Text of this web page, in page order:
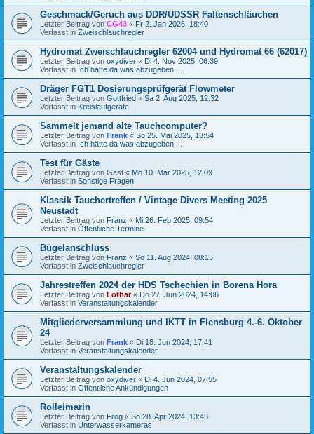
Geschmack/Geruch aus DDR/UDSSR Faltenschläuchen
Letzter Beitrag von CG43 « Fr 2. Jan 2026, 18:40
Verfasst in Zweischlauchregler
Hydromat Zweischlauchregler 62004 und Hydromat 66 (62017)
Letzter Beitrag von oxydiver « Di 4. Nov 2025, 06:39
Verfasst in Ich hätte da was abzugeben....
Dräger FGT1 Dosierungsprüfgerät Flowmeter
Letzter Beitrag von Gottfried « Sa 2. Aug 2025, 12:32
Verfasst in Kreislaufgeräte
Sammelt jemand alte Tauchcomputer?
Letzter Beitrag von Frank « So 25. Mai 2025, 13:54
Verfasst in Ich hätte da was abzugeben....
Test für Gäste
Letzter Beitrag von Gast « Mo 10. Mär 2025, 12:09
Verfasst in Sonstige Fragen
Klassik Tauchertreffen / Vintage Divers Meeting 2025
Neustadt
Letzter Beitrag von Franz « Mi 26. Feb 2025, 09:54
Verfasst in Öffentliche Termine
Bügelanschluss
Letzter Beitrag von Franz « So 11. Aug 2024, 08:15
Verfasst in Zweischlauchregler
Jahrestreffen 2024 der HDS Tschechien in Borena Hora
Letzter Beitrag von Lothar« Do 27. Jun 2024, 14:06
Verfasst in Veranstaltungskalender
Mitgliederversammlung und IKTT in Flensburg 4.-6. Oktober
24
Letzter Beitrag von Frank « Di 18. Jun 2024, 17:41
Verfasst in Veranstaltungskalender
Veranstaltungskalender
Letzter Beitrag von oxydiver « Di 4. Jun 2024, 07:55
Verfasst in Öffentliche Ankündigungen
Rolleimarin
Letzter Beitrag von Frog « So 28. Apr 2024, 13:43
Verfasst in Unterwasserkameras